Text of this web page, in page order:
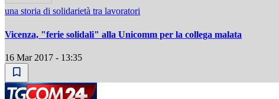
una storia di solidarietà tra lavoratori
Vicenza, "ferie solidali" alla Unicomm per la collega malata
16 Mar 2017 - 13:35